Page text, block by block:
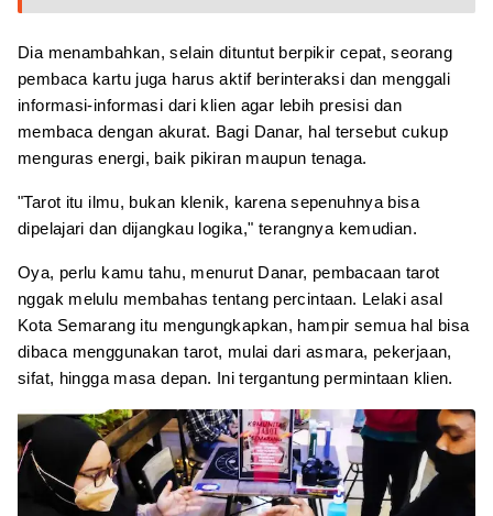
Dia menambahkan, selain dituntut berpikir cepat, seorang
pembaca kartu juga harus aktif berinteraksi dan menggali
informasi-informasi dari klien agar lebih presisi dan
membaca dengan akurat. Bagi Danar, hal tersebut cukup
menguras energi, baik pikiran maupun tenaga.
"Tarot itu ilmu, bukan klenik, karena sepenuhnya bisa
dipelajari dan dijangkau logika," terangnya kemudian.
Oya, perlu kamu tahu, menurut Danar, pembacaan tarot
nggak melulu membahas tentang percintaan. Lelaki asal
Kota Semarang itu mengungkapkan, hampir semua hal bisa
dibaca menggunakan tarot, mulai dari asmara, pekerjaan,
sifat, hingga masa depan. Ini tergantung permintaan klien.